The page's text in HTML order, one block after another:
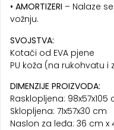
• AMORTIZERI – Nalaze
vožnju.
SVOJSTVA:
Kotači od EVA pjene
PU koža (na rukohvatu i
DIMENZIJE PROIZVODA:
Rasklopljena: 98x57x105
Sklopljena: 71x57x30 cm
Naslon za leđa: 36 cm x